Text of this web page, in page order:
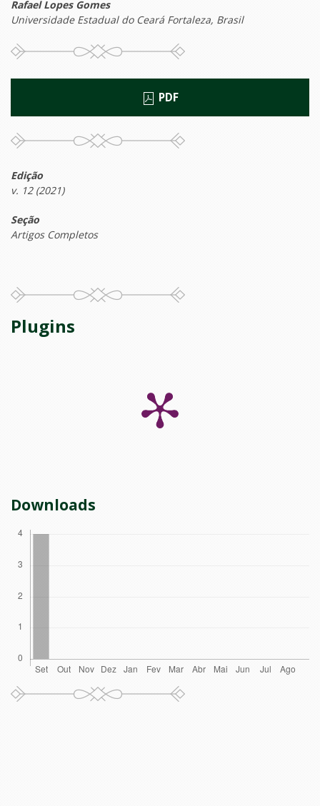
Rafael Lopes Gomes
Universidade Estadual do Ceará Fortaleza, Brasil
PDF
Edição
v. 12 (2021)
Seção
Artigos Completos
Plugins
Downloads